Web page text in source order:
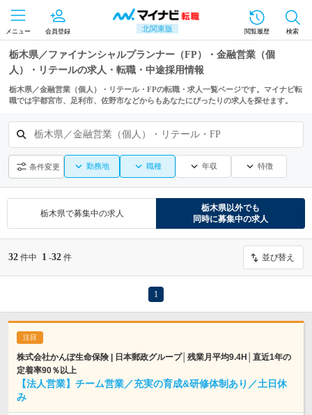
北関東版
メニュー 会員登録 閲覧履歴 検索
栃木県／ファイナンシャルプランナー（FP）・金融営業（個
人）・リテールの求人・転職・中途採用情報
栃木県／金融営業（個人）・リテール・FPの転職・求人一覧ページです。マイナビ転
職では宇都宮市、足利市、佐野市などからもあなたにぴったりの求人を探せます。
栃木県／金融営業（個人）・リテール・FP
条件変更 勤務地 職種 年収 特徴
栃木県で募集中の求人
栃木県以外でも
同時に募集中の求人
32 件中 1 -32 件 並び替え
1
株式会社かんぽ生命保険 | 日本郵政グループ│残業月平均9.4H│直近1年の
定着率90％以上
【法人営業】チーム営業／充実の育成&研修体制あり／土日休
み